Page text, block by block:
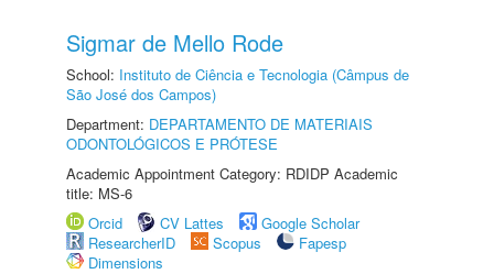
Sigmar de Mello Rode
School: Instituto de Ciência e Tecnologia (Câmpus de
São José dos Campos)
Department: DEPARTAMENTO DE MATERIAIS
ODONTOLÓGICOS E PRÓTESE
Academic Appointment Category: RDIDP Academic
title: MS-6
Orcid
CV Lattes
Google Scholar
ResearcherID
Scopus
Fapesp
Dimensions